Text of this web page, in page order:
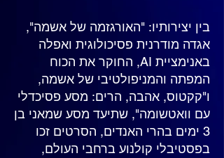
בין יצירותיו: "האורגזמה של אשמה",
אגדה מודרנית פסיכולוגית ואפלה
באנימציית AI, החוקר את הכוח
המפתה והמניפולטיבי של אשמה,
ו"קקטוס, אהבה, הרים: מסע פסיכדלי
עם וואטשומה", שתיעד מסע שמאני בן
3 ימים בהרי האנדים, הסרטים זכו
בפסטיבלי קולנוע ברחבי העולם,